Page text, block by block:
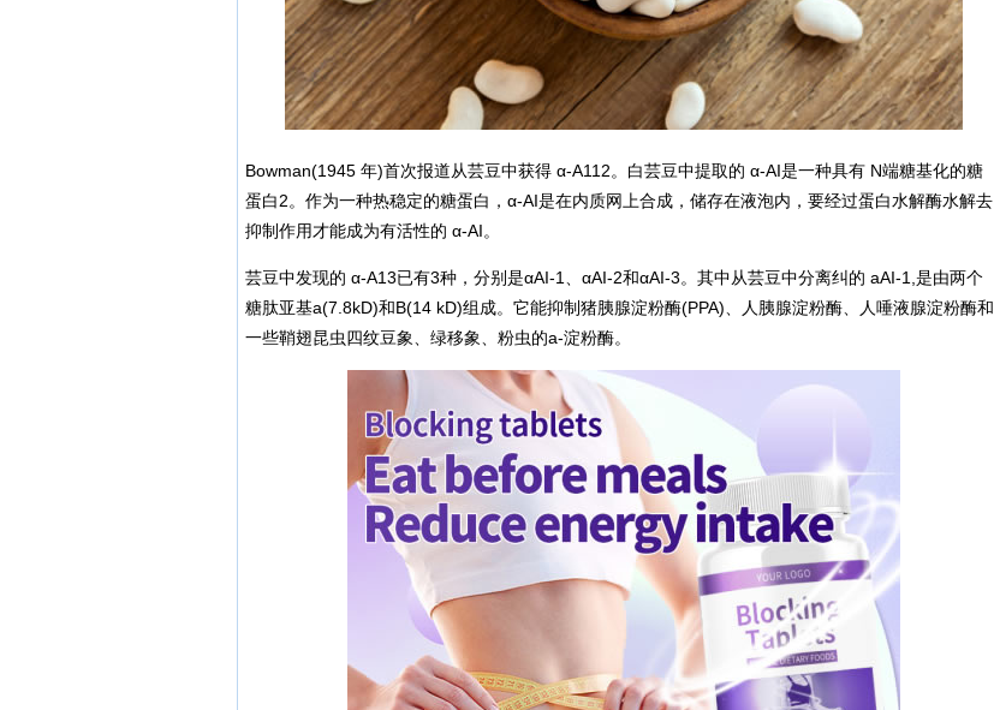
Bowman(1945 年)首次报道从芸豆中获得 α-A112。白芸豆中提取的 α-AI是一种具有 N端糖基化的糖
蛋白2。作为一种热稳定的糖蛋白，α-AI是在内质网上合成，储存在液泡内，要经过蛋白水解酶水解去
抑制作用才能成为有活性的 α-AI。
芸豆中发现的 α-A13已有3种，分别是αAI-1、αAI-2和αAI-3。其中从芸豆中分离纠的 aAI-1,是由两个
糖肽亚基a(7.8kD)和B(14 kD)组成。它能抑制猪胰腺淀粉酶(PPA)、人胰腺淀粉酶、人唾液腺淀粉酶和
一些鞘翅昆虫四纹豆象、绿移象、粉虫的a-淀粉酶。